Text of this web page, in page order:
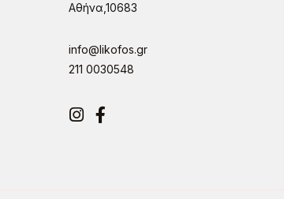
Αθήνα,10683
info@likofos.gr
211 0030548
Instagram
Facebook